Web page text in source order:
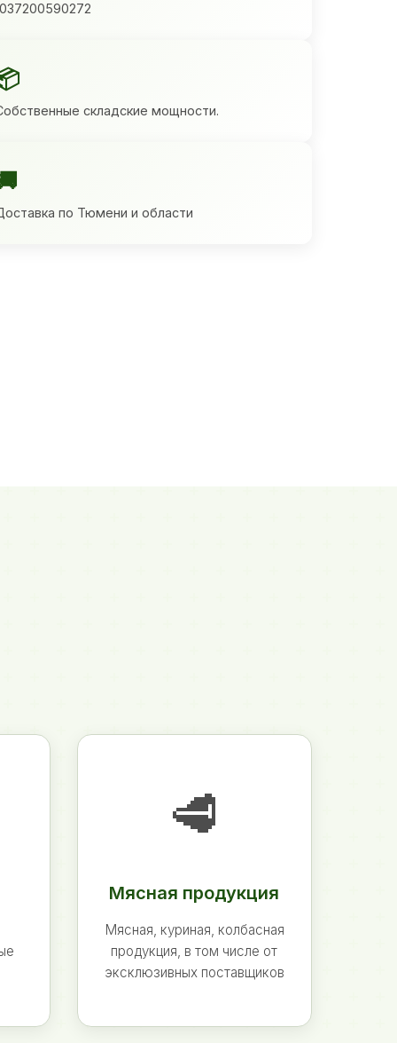
складские мощности.
по Тюмени и области
🥩
Мясная продукция
Мясная, куриная, колбасная
продукция, в том числе от
эксклюзивных поставщиков